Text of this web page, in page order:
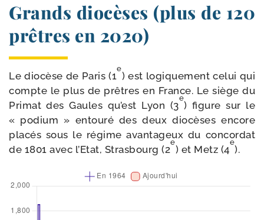
Grands diocèses (plus de 120
prêtres en 2020)
Le dio­cèse de Paris (1
e
) est logi­que­ment celui qui
compte le plus de prêtres en France. Le siège du
Primat des Gaules qu’est Lyon (3
e
) figure sur le
« podium » entou­ré des deux dio­cèses encore
pla­cés sous le régime avan­ta­geux du concor­dat
de 1801 avec l’Etat, Strasbourg (2
e
) et Metz (4
e
).